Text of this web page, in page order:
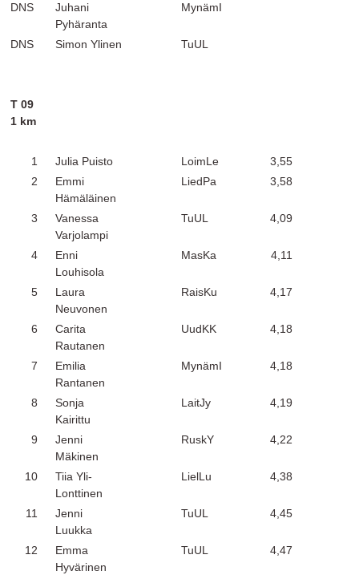
DNS
Juhani
Pyhäranta
MynämI
DNS Simon Ylinen TuUL
T 09
1 km
1 Julia Puisto LoimLe
3,55
2
Emmi
Hämäläinen
LiedPa 3,58
3
Vanessa
Varjolampi
TuUL 4,09
4
Enni
Louhisola
MasKa 4,11
5
Laura
Neuvonen
RaisKu 4,17
6
Carita
Rautanen
UudKK 4,18
7
Emilia
Rantanen
MynämI 4,18
8
Sonja
Kairittu
LaitJy 4,19
9
Jenni
Mäkinen
RuskY 4,22
10
Tiia Yli-
Lonttinen
LielLu 4,38
11
Jenni
Luukka
TuUL 4,45
12
Emma
Hyvärinen
TuUL 4,47